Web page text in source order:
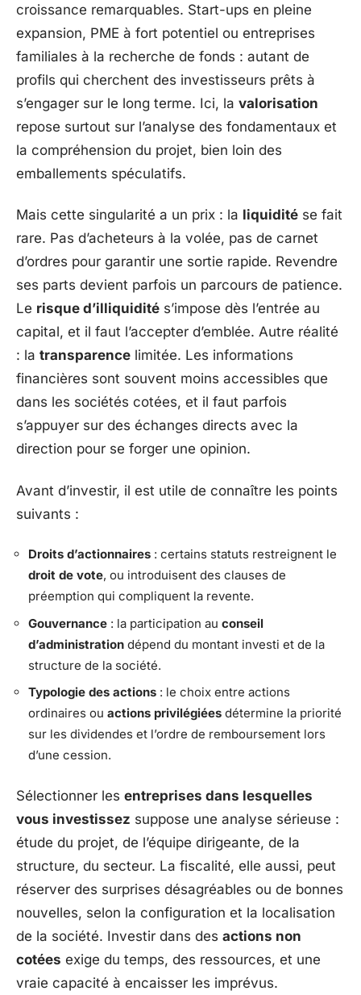
croissance remarquables. Start-ups en pleine
expansion, PME à fort potentiel ou entreprises
familiales à la recherche de fonds : autant de
profils qui cherchent des investisseurs prêts à
s’engager sur le long terme. Ici, la valorisation
repose surtout sur l’analyse des fondamentaux et
la compréhension du projet, bien loin des
emballements spéculatifs.
Mais cette singularité a un prix : la liquidité se fait
rare. Pas d’acheteurs à la volée, pas de carnet
d’ordres pour garantir une sortie rapide. Revendre
ses parts devient parfois un parcours de patience.
Le risque d’illiquidité s’impose dès l’entrée au
capital, et il faut l’accepter d’emblée. Autre réalité
: la transparence limitée. Les informations
financières sont souvent moins accessibles que
dans les sociétés cotées, et il faut parfois
s’appuyer sur des échanges directs avec la
direction pour se forger une opinion.
Avant d’investir, il est utile de connaître les points
suivants :
Droits d’actionnaires : certains statuts restreignent le
droit de vote, ou introduisent des clauses de
préemption qui compliquent la revente.
Gouvernance : la participation au conseil
d’administration dépend du montant investi et de la
structure de la société.
Typologie des actions : le choix entre actions
ordinaires ou actions privilégiées détermine la priorité
sur les dividendes et l’ordre de remboursement lors
d’une cession.
Sélectionner les entreprises dans lesquelles
vous investissez suppose une analyse sérieuse :
étude du projet, de l’équipe dirigeante, de la
structure, du secteur. La fiscalité, elle aussi, peut
réserver des surprises désagréables ou de bonnes
nouvelles, selon la configuration et la localisation
de la société. Investir dans des actions non
cotées exige du temps, des ressources, et une
vraie capacité à encaisser les imprévus.